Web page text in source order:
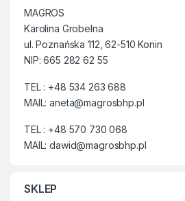
MAGROS
Karolina Grobelna
ul. Poznańska 112, 62-510 Konin
NIP: 665 282 62 55
TEL : +48 534 263 688
MAIL: aneta@magrosbhp.pl
TEL : +48 570 730 068
MAIL: dawid@magrosbhp.pl
SKLEP